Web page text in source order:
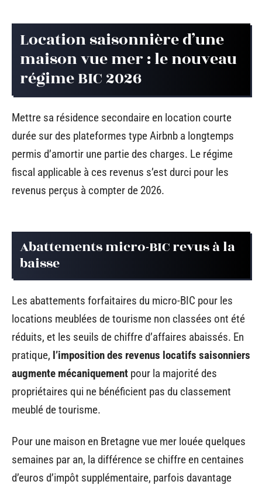
Location saisonnière d’une
maison vue mer : le nouveau
régime BIC 2026
Mettre sa résidence secondaire en location courte
durée sur des plateformes type Airbnb a longtemps
permis d’amortir une partie des charges. Le régime
fiscal applicable à ces revenus s’est durci pour les
revenus perçus à compter de 2026.
Abattements micro-BIC revus à la
baisse
Les abattements forfaitaires du micro-BIC pour les
locations meublées de tourisme non classées ont été
réduits, et les seuils de chiffre d’affaires abaissés. En
pratique, l’imposition des revenus locatifs saisonniers
augmente mécaniquement pour la majorité des
propriétaires qui ne bénéficient pas du classement
meublé de tourisme.
Pour une maison en Bretagne vue mer louée quelques
semaines par an, la différence se chiffre en centaines
d’euros d’impôt supplémentaire, parfois davantage